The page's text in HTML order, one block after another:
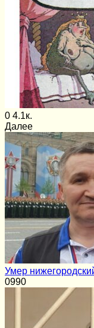
0 4.1к.
Далее
Умер
0990